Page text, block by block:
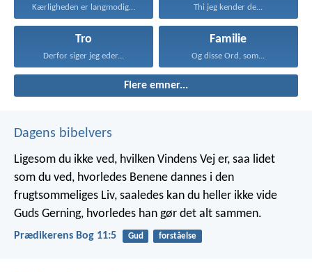
Kærligheden er langmodig, er... Thi jeg kender de...
Tro
Derfor siger jeg eder...
Familie
Og disse Ord, som...
Flere emner...
Dagens bibelvers
Ligesom du ikke ved, hvilken Vindens Vej er, saa lidet
som du ved, hvorledes Benene dannes i den
frugtsommeliges Liv, saaledes kan du heller ikke vide
Guds Gerning, hvorledes han gør det alt sammen.
Prædikerens Bog 11:5 Gud forståelse